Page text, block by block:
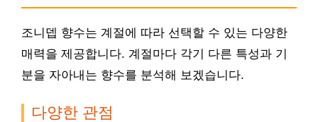
조니뎁 향수는 계절에 따라 선택할 수 있는 다양한
매력을 제공합니다. 계절마다 각기 다른 특성과 기
분을 자아내는 향수를 분석해 보겠습니다.
다양한 관점